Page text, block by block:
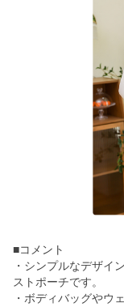
■コメント
・シンプルなデザイ
ストポーチです。
・ボディバッグやウ